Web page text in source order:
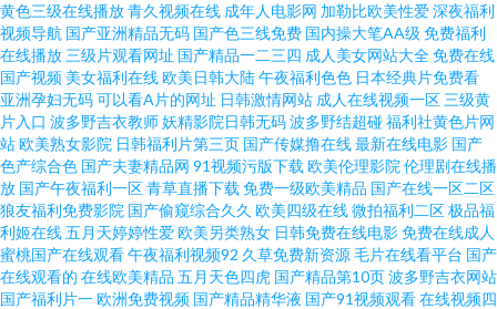
视频 91黄片大全 黑丝性爱在线观看 亚洲久九操在线 欧美色图国产精品 久久
国产精品久 成人午夜精品四区 91九色国产免费 黄ww天堂 久久肏B 亚洲在线
成人网站 色淫综合综合天天 美女爱爱爱黄 黄色仓库网站入口 99国产精品综
合 91草13 国产AV福利第一精品导航 午夜桃色 欧美黑白配 国产一区久久精品
成人性交黄色片免费看 91黄色电影 久久狠狠亚洲综合 亚色蜜桃精品 日韩乱
黄色三级在线播放青久视频在线 成年人电影网 加勒比欧美性爱深夜福利
视频导航 国产亚洲精品无码 国产色三线免费 国内操大笔AA级 免费福利
在线播放 三级片观看网址 国产精品一二三四 成人美女网站大全免费在线
国产视频 美女福利在线欧美日韩大陆午夜福利色色 日本经典片免费看
亚洲孕妇无码可以看A片的网址 日韩激情网站 成人在线视频一区 三级黄
片入口 波多野吉衣教师妖精影院日韩无码波多野结超碰福利社黄色片网
站欧美熟女影院 日韩福利片第三页 国产传媒撸在线最新在线电影 国产
色产综合色 国产夫妻精品网 91视频污版下载 欧美伦理影院 伦理剧在线播
放 国产午夜福利一区青草直播下载 免费一级欧美精品 国产在线一区二区
狼友福利免费影院 国产偷窥综合久久 欧美四级在线微拍福利二区极品福
利姬在线五月天婷婷性爱欧美另类熟女 日韩免费在线电影免费在线成人
蜜桃国产在线观看午夜福利视频92 久草免费新资源毛片在线看平台 国产
在线观看的 在线欧美精品 五月天色四虎 国产精品第10页波多野吉衣网站
国产福利片一欧洲免费视频 国产精品精华液 国产91视频观看在线视频四